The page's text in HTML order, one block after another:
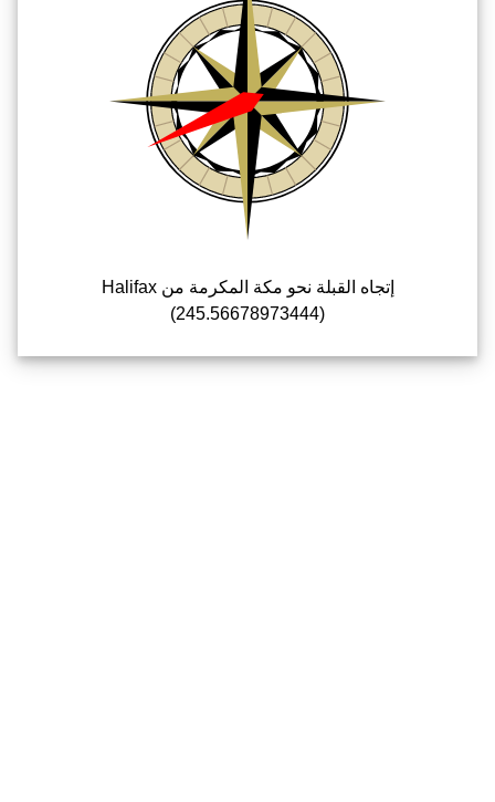
إتجاه القبلة نحو مكة المكرمة من Halifax
(245.56678973444)